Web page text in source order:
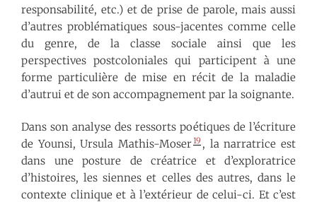
responsabilité, etc.) et de prise de parole, mais aussi
d’autres problématiques sous-jacentes comme celle
du genre, de la classe sociale ainsi que les
perspectives postcoloniales qui participent à une
forme particulière de mise en récit de la maladie
d’autrui et de son accompagnement par la soignante.
Dans son analyse des ressorts poétiques de l’écriture
de Younsi, Ursula Mathis-Moser19 , la narratrice est
dans une posture de créatrice et d’exploratrice
d’histoires, les siennes et celles des autres, dans le
contexte clinique et à l’extérieur de celui-ci. Et c’est